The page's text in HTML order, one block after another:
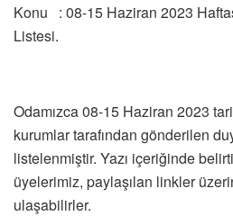
Konu : 08-15 Haziran 2023
Listesi.
Odamızca 08-15 Haziran 2023
kurumlar tarafından gönderilen
listelenmiştir. Yazı içeriğinde
üyelerimiz, paylaşılan linkler
ulaşabilirler.